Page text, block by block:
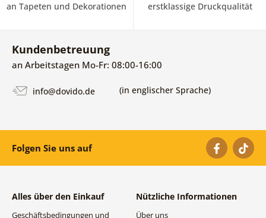
an Tapeten und Dekorationen erstklassige Druckqualität
Kundenbetreuung
an Arbeitstagen Mo-Fr: 08:00-16:00
info@dovido.de (in englischer Sprache)
Folgen Sie uns auf
Alles über den Einkauf
Geschäftsbedingungen und
Nützliche Informationen
Über uns